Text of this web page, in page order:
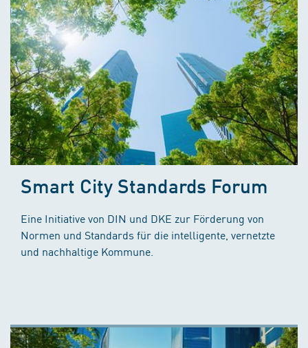
Smart City Standards Forum
Eine Initiative von DIN und DKE zur Förderung von
Normen und Standards für die intelligente, vernetzte
und nachhaltige Kommune.